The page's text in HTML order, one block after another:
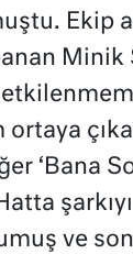
Ekip
Minik
ortaya
‘Bana
ve